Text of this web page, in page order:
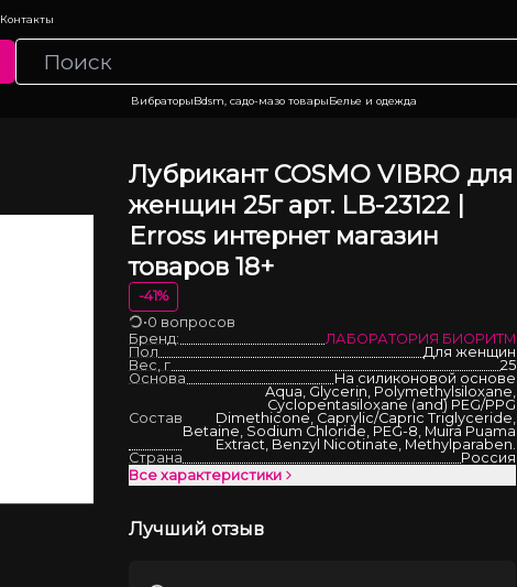
Контакты
ВибраторыBdsm, садо-мазо товарыБелье и одежда
Лубрикант COSMO VIBRO для
женщин 25г арт. LB-23122 |
Erross интернет магазин
товаров 18+
-41%
Загрузка
•0 вопросов
Бренд:
ЛАБОРАТОРИЯ БИОРИТМ
Пол
Для женщин
Вес, г
25
Основа
На силиконовой основе
Состав
Aqua, Glycerin, Polymethylsiloxane,
Cyclopentasiloxane (and) PEG/PPG
Dimethicone, Caprylic/Capric Triglyceride,
Betaine, Sodium Chloride, PEG-8, Muira Puama
Extract, Benzyl Nicotinate, Methylparaben.
Страна
Россия
Все характеристики
Лучший отзыв